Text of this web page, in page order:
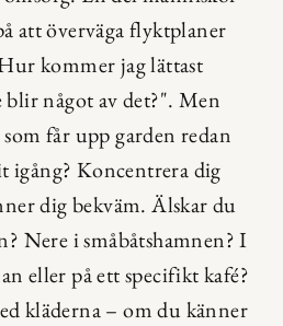
att överväga flyktplaner
kommer jag lättast
något av det?". Men
får upp garden redan
Koncentrera dig
dig bekväm. Älskar du
Nere i småbåtshamnen? I
eller på ett specifikt kafé?
kläderna – om du känner